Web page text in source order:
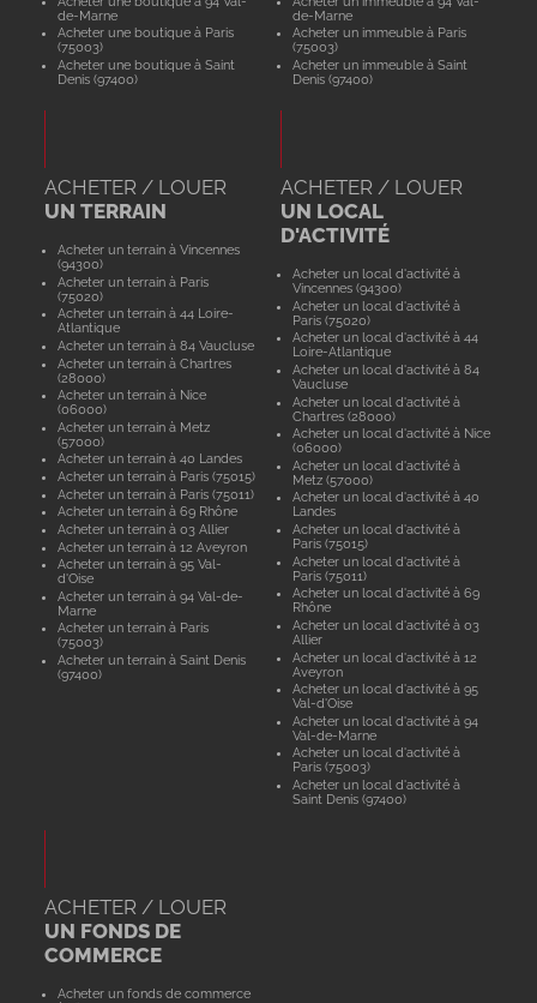
de-Marne
Acheter une boutique à Paris
(75003)
Acheter une boutique à Saint
Denis (97400)
de-Marne
Acheter un immeuble à Paris
(75003)
Acheter un immeuble à Saint
Denis (97400)
ACHETER / LOUER
UN TERRAIN
Acheter un terrain à Vincennes
(94300)
Acheter un terrain à Paris
(75020)
Acheter un terrain à 44 Loire-
Atlantique
Acheter un terrain à 84 Vaucluse
Acheter un terrain à Chartres
(28000)
Acheter un terrain à Nice
(06000)
Acheter un terrain à Metz
(57000)
Acheter un terrain à 40 Landes
Acheter un terrain à Paris (75015)
Acheter un terrain à Paris (75011)
Acheter un terrain à 69 Rhône
Acheter un terrain à 03 Allier
Acheter un terrain à 12 Aveyron
Acheter un terrain à 95 Val-
d'Oise
Acheter un terrain à 94 Val-de-
Marne
Acheter un terrain à Paris
(75003)
Acheter un terrain à Saint Denis
(97400)
ACHETER / LOUER
UN LOCAL
D'ACTIVITÉ
Acheter un local d'activité à
Vincennes (94300)
Acheter un local d'activité à
Paris (75020)
Acheter un local d'activité à 44
Loire-Atlantique
Acheter un local d'activité à 84
Vaucluse
Acheter un local d'activité à
Chartres (28000)
Acheter un local d'activité à Nice
(06000)
Acheter un local d'activité à
Metz (57000)
Acheter un local d'activité à 40
Landes
Acheter un local d'activité à
Paris (75015)
Acheter un local d'activité à
Paris (75011)
Acheter un local d'activité à 69
Rhône
Acheter un local d'activité à 03
Allier
Acheter un local d'activité à 12
Aveyron
Acheter un local d'activité à 95
Val-d'Oise
Acheter un local d'activité à 94
Val-de-Marne
Acheter un local d'activité à
Paris (75003)
Acheter un local d'activité à
Saint Denis (97400)
ACHETER / LOUER
UN FONDS DE
COMMERCE
Acheter un fonds de commerce